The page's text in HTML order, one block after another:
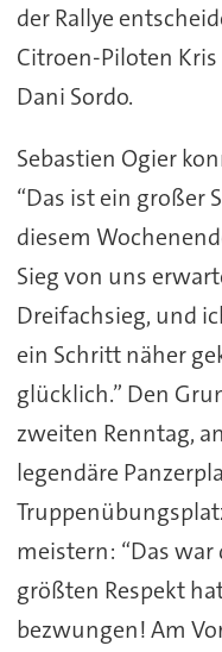
der Rallye
Citroen-Piloten
Dani Sordo.
Sebastien Ogier
“Das ist ein großer
diesem
Sieg von uns
Dreifachsieg, und
ein Schritt näher
glücklich.” Den
zweiten Renntag,
legendäre
meistern: “Das war
größten Respekt
bezwungen! Am